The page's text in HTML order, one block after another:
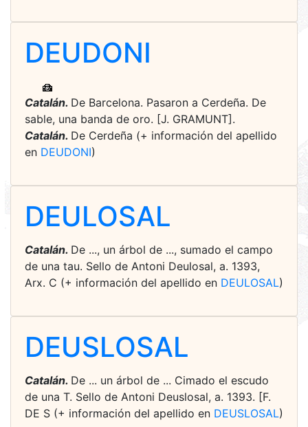
DEUDONI
Catalán. De Barcelona. Pasaron a Cerdeña. De
sable, una banda de oro. [J. GRAMUNT].
Catalán. De Cerdeña (+ información del apellido
en DEUDONI)
DEULOSAL
Catalán. De ..., un árbol de ..., sumado el campo
de una tau. Sello de Antoni Deulosal, a. 1393,
Arx. C (+ información del apellido en DEULOSAL)
DEUSLOSAL
Catalán. De ... un árbol de ... Cimado el escudo
de una T. Sello de Antoni Deuslosal, a. 1393. [F.
DE S (+ información del apellido en DEUSLOSAL)